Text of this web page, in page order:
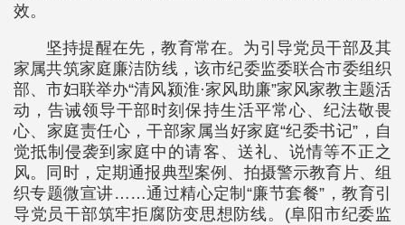
效。
坚持提醒在先，教育常在。为引导党员干部及其
家属共筑家庭廉洁防线，该市纪委监委联合市委组织
部、市妇联举办“清风颍淮·家风助廉”家风家教主题活
动，告诫领导干部时刻保持生活平常心、纪法敬畏
心、家庭责任心，干部家属当好家庭“纪委书记”，自
觉抵制侵袭到家庭中的请客、送礼、说情等不正之
风。同时，定期通报典型案例、拍摄警示教育片、组
织专题微宣讲……通过精心定制“廉节套餐”，教育引
导党员干部筑牢拒腐防变思想防线。(阜阳市纪委监